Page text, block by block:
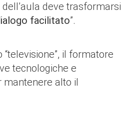
deve trasformarsi
facilitato”.
“televisione”, il formatore
tecnologiche e
mantenere alto il